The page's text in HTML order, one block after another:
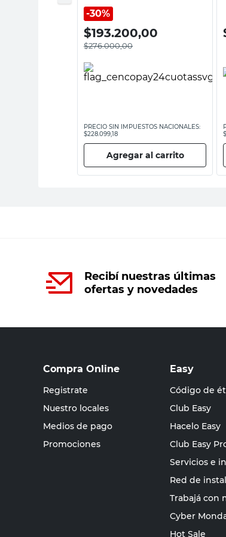
30%
$193.200,00
$276.000,00
PRECIO SIN IMPUESTOS NACIONALES:
$228.099,18
Agregar al carrito
Recibí nuestras últimas
ofertas y novedades
Compra Online
Registrate
Nuestro locales
Medios de pago
Promociones
Easy
Código de
Club Easy
Hacelo Easy
Club Easy
Servicios e
Red de
Trabajá con
Cyber
Hot Sale